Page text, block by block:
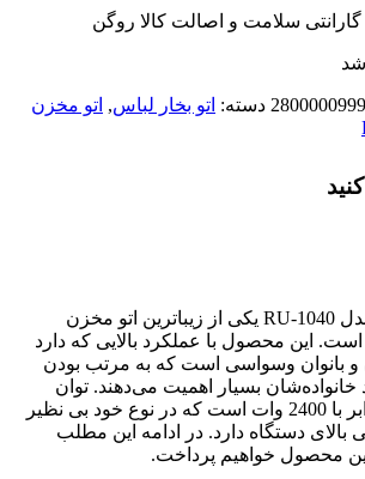
سلامت و اصالت کالا روگن
دسته: اتو بخار لباس, اتو مخزن
اتو مخزن دار روگن مدل RU-1040 یکی از زیباترین اتو مخزن
این محصول با عملکرد بالایی که دارد
بانوان وسواسی است که به مرتب بودن
بسیار اهمیت می‌دهند. توان
مصرفی در این اتو برابر با 2400 وات است که در نوع خود بی نظیر
بالای دستگاه دارد. در ادامه این مطلب
محصول خواهیم پرداخت.